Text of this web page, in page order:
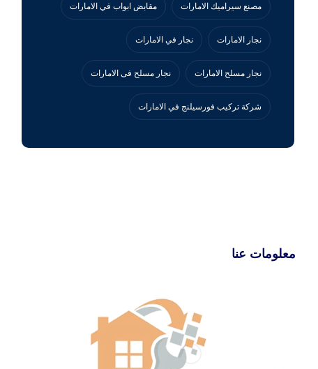
مصنع سيراميك الامارات مقابض ابواب في الامارات
نجار الامارات نجار في الامارات
نجار مسلح الامارات نجار مسلح فى الامارات
‏شركة تركيب فورسيلنج في الامارات
معلومات عنا